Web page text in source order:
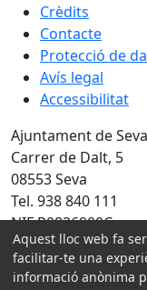
Crèdits
Contacte
Protecció de
Avís legal
Accessibilitat
Ajuntament de Seva
Carrer de Dalt, 5
08553 Seva
Tel. 938 840 111
NIF P0826900C
Amb la
Aquest lloc web fa
facilitar-te una
informació anònima